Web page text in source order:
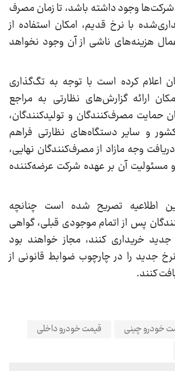
وجود داشته باشد، تا زمان مصرف
با نرخ قدیم، امکان استفاده از
هزینه‌های ناشی از آن وجود نخواهد
اعلام کرده است با توجه به تگ‌گذاری
ارائه گزارش‌های نظارتی به مراجع
حمایت مصرف‌کنندگان و تولیدکنندگان،
و سایر دستگاه‌های نظارتی فراهم
وجه مازاد از مصرف‌کنندگان نهایی،
آن بر عهده شرکت عرضه‌کننده
اطلاعیه تصریح شده است چنانچه
پس از اتمام موجودی قبلی، گواهی
خریداری کنند، مجاز خواهند بود
جدید را در چارچوب ضوابط قانونی از
کنند.
خودرو چینی
قیمت خودرو داخلی